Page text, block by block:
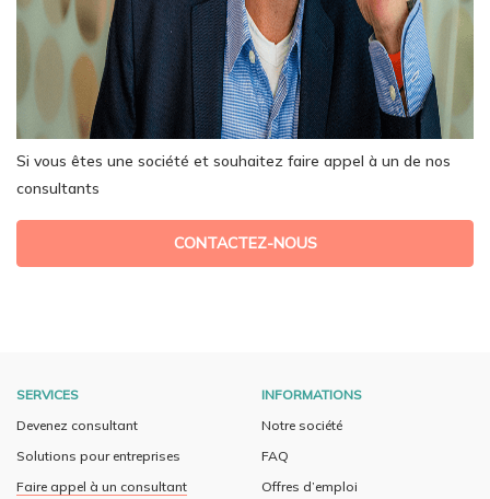
Si vous êtes une société et souhaitez faire appel à un de nos
consultants
CONTACTEZ-NOUS
SERVICES
Devenez consultant
Solutions pour entreprises
Faire appel à un consultant
INFORMATIONS
Notre société
FAQ
Offres d’emploi